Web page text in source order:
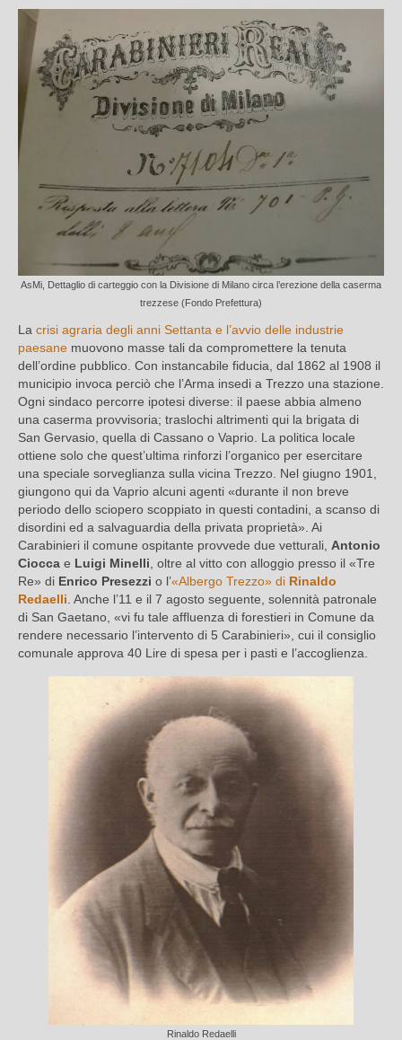
AsMi, Dettaglio di carteggio con la Divisione di Milano circa l’erezione della caserma
trezzese (Fondo Prefettura)
La crisi agraria degli anni Settanta e l’avvio delle industrie
paesane muovono masse tali da compromettere la tenuta
dell’ordine pubblico. Con instancabile fiducia, dal 1862 al 1908 il
municipio invoca perciò che l’Arma insedi a Trezzo una stazione.
Ogni sindaco percorre ipotesi diverse: il paese abbia almeno
una caserma provvisoria; traslochi altrimenti qui la brigata di
San Gervasio, quella di Cassano o Vaprio. La politica locale
ottiene solo che quest’ultima rinforzi l’organico per esercitare
una speciale sorveglianza sulla vicina Trezzo. Nel giugno 1901,
giungono qui da Vaprio alcuni agenti «durante il non breve
periodo dello sciopero scoppiato in questi contadini, a scanso di
disordini ed a salvaguardia della privata proprietà». Ai
Carabinieri il comune ospitante provvede due vetturali, Antonio
Ciocca e Luigi Minelli , oltre al vitto con alloggio presso il «Tre
Re» di Enrico Presezzi o l’«Albergo Trezzo» di Rinaldo
Redaelli . Anche l’11 e il 7 agosto seguente, solennità patronale
di San Gaetano, «vi fu tale affluenza di forestieri in Comune da
rendere necessario l’intervento di 5 Carabinieri», cui il consiglio
comunale approva 40 Lire di spesa per i pasti e l’accoglienza.
Rinaldo Redaelli